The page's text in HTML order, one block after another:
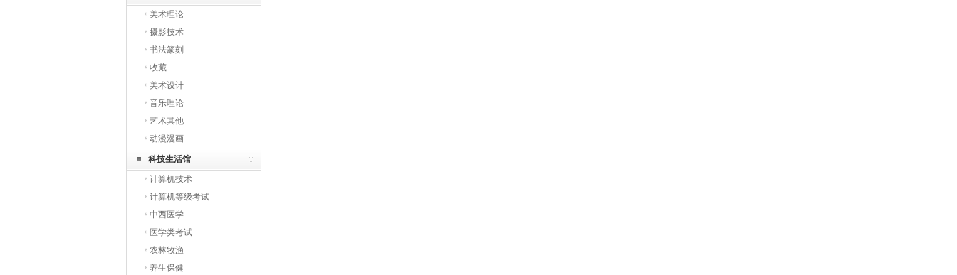
美术理论
摄影技术
书法篆刻
收藏
美术设计
音乐理论
艺术其他
动漫漫画
科技生活馆
计算机技术
计算机等级考试
中西医学
医学类考试
农林牧渔
养生保健